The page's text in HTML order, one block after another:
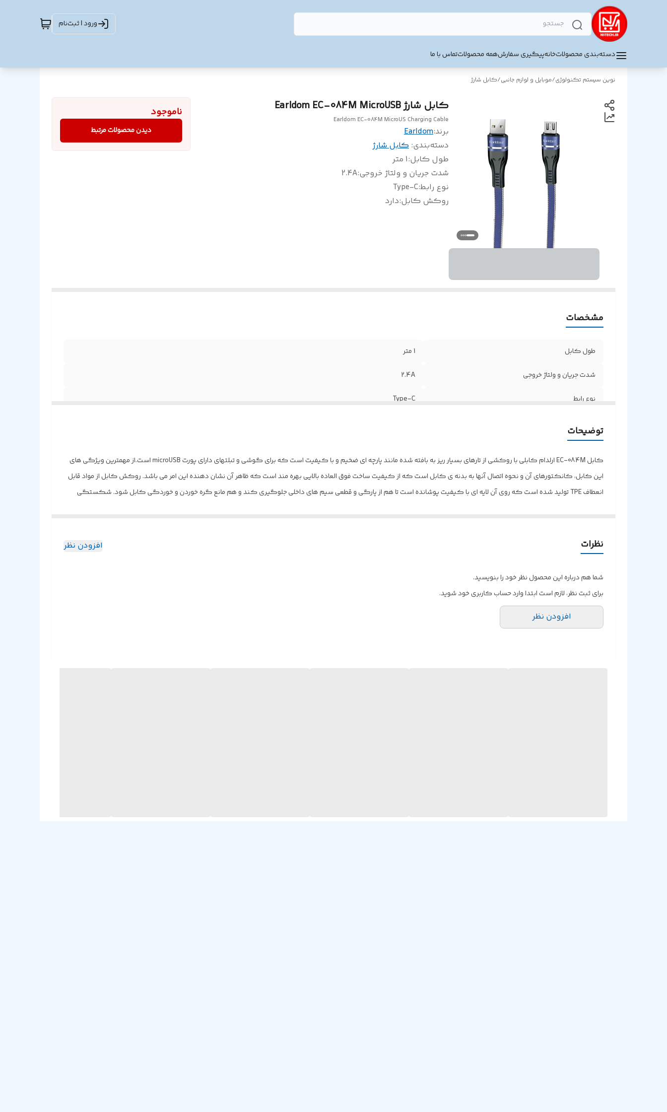
ورود | ثبت‌نام
دسته‌بندی محصولاتخانهپیگیری سفارشهمه محصولاتتماس با ما
نوین سیستم تکنولوژی/موبایل و لوازم جانبی/کابل شارژ
کابل شارژ Earldom EC-084M MicroUSB
Earldom EC-084M MicroUS Charging Cable
برند:Earldom
دسته‌بندی: کابل شارژ
طول کابل:1 متر
شدت جریان و ولتاژ خروجی:
2.4A
نوع رابط:
Type-C
روکش کابل:دارد
ناموجود
دیدن محصولات مرتبط
مشخصات
طول کابل 1 متر
شدت جریان و ولتاژ خروجی 2.4A
نوع رابط Type-C
توضیحات
کابل EC-084M ارلدام کابلی با روکشی از تارهای بسیار ریز به بافته شده مانند پارچه ای ضخیم و با کیفیت است که برای گوشی و تبلتهای دارای پورت microUSB است.از مهمترین ویژگی های
این کابل، کانکتورهای آن و نحوه اتصال آنها به بدنه ی کابل است که از کیفیت ساخت فوق العاده بالایی بهره مند است که ظاهر آن نشان دهنده این امر می باشد. روکش کابل از مواد قابل
انعطاف TPE تولید شده است که روی آن لایه ای با کیفیت پوشانده است تا هم از پارگی و قطعی سیم های داخلی جلوگیری کند و هم مانع گره خوردن و خوردگی کابل شود. شکستگی
حین انتقال اطلاعات، آن را نیز شارژ کنید.
نظرات افزودن نظر
شما هم درباره این محصول نظر خود را بنویسید.
برای ثبت نظر، لازم است ابتدا وارد حساب کاربری خود شوید.
افزودن نظر